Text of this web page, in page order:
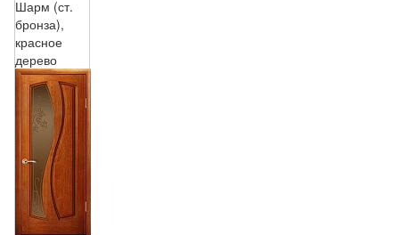
Шарм (ст.
бронза),
красное
дерево